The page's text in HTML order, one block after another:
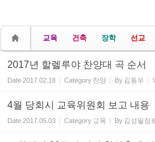
교육 건축 장학 선교
2017년 할렐루야 찬양대 곡 순서
Date2017.02.18 Category 찬양 By 김동우
4월 당회시 교육위원회 보고 내용
Date2017.05.03 Category 교육 By 김성필장